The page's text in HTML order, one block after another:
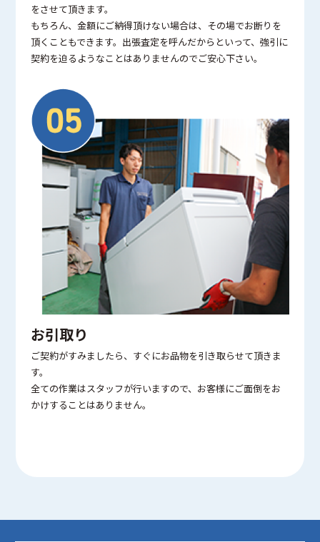
をさせて頂きます。
もちろん、金額にご納得頂けない場合は、その場でお断りを
頂くこともできます。出張査定を呼んだからといって、強引に
契約を迫るようなことはありませんのでご安心下さい。
お引取り
ご契約がすみましたら、すぐにお品物を引き取らせて頂きま
す。
全ての作業はスタッフが行いますので、お客様にご面倒をお
かけすることはありません。